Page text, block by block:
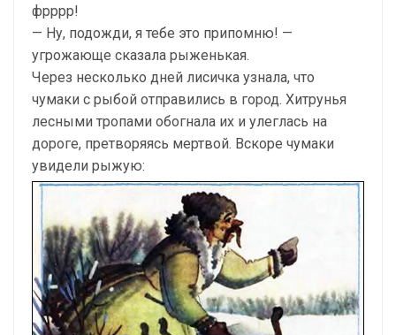
фрррр!
— Ну, подожди, я тебе это припомню! —
угрожающе сказала рыженькая.
Через несколько дней лисичка узнала, что
чумаки с рыбой отправились в город. Хитрунья
лесными тропами обогнала их и улеглась на
дороге, претворяясь мертвой. Вскоре чумаки
увидели рыжую: